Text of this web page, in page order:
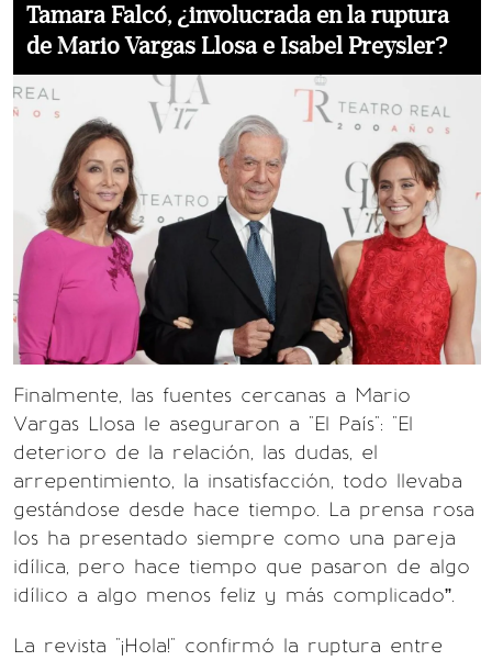
Tamara Falcó, ¿involucrada en la ruptura
de Mario Vargas Llosa e Isabel Preysler?
Finalmente, las fuentes cercanas a Mario
Vargas Llosa le aseguraron a "El País": "El
deterioro de la relación, las dudas, el
arrepentimiento, la insatisfacción, todo llevaba
gestándose desde hace tiempo. La prensa rosa
los ha presentado siempre como una pareja
idílica, pero hace tiempo que pasaron de algo
idílico a algo menos feliz y más complicado”.
La revista "¡Hola!" confirmó la ruptura entre